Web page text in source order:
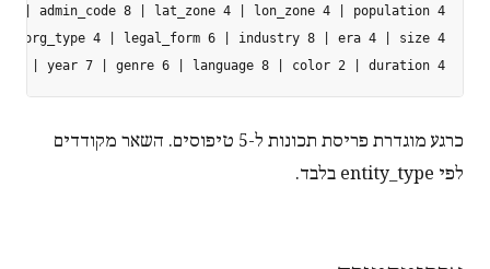
| year 7 | genre 6 | language 8 | color 2 | duration 4 | ...
כרגע מוגדרת פריסת תכונות ל-5 טיפוסים. השאר מקודדים
לפי entity_type בלבד.